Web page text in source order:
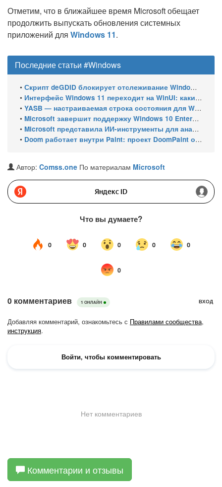
Отметим, что в ближайшее время Microsoft обещает
продолжить выпускать обновления системных
приложений для Windows 11.
Последние статьи #Windows
• Скрипт deGDID блокирует отслеживание Windows по глобальному идентификатору устройства
• Интерфейс Windows 11 переходит на WinUI: какие системные элементы обновит Microsoft
• YASB — настраиваемая строка состояния для Windows с виджетами и поддержкой нескольких мониторов
• Microsoft завершит поддержку Windows 10 Enterprise LTSC 2021 в январе 2027 года. ESU продлят обновления до января 2030 года
• Microsoft представила ИИ-инструменты для анализа производительности Windows: ETW MCP и WPA MCP
• Doom работает внутри Paint: проект DoomPaint от технического директора Microsoft Azure
Автор: Comss.one По материалам Microsoft
Комментарии и отзывы